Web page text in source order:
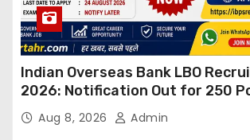
Indian Overseas Bank LBO
2026: Notification Out for 250
OnlineAug 8, 2026 Admin